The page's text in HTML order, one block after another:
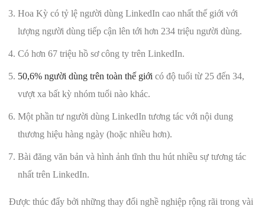
Hoa Kỳ có tỷ lệ người dùng LinkedIn cao nhất thế giới với
lượng người dùng tiếp cận lên tới hơn 234 triệu người dùng.
Có hơn 67 triệu hồ sơ công ty trên LinkedIn.
50,6% người dùng trên toàn thế giới có độ tuổi từ 25 đến 34,
vượt xa bất kỳ nhóm tuổi nào khác.
Một phần tư người dùng LinkedIn tương tác với nội dung
thương hiệu hàng ngày (hoặc nhiều hơn).
Bài đăng văn bản và hình ảnh tĩnh thu hút nhiều sự tương tác
nhất trên LinkedIn.
Được thúc đẩy bởi những thay đổi nghề nghiệp rộng rãi trong vài